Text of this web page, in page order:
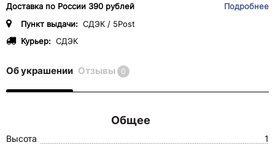
Доставка по России 390 рублей
Подробнее
Пункт выдачи: СДЭК / 5Post
Курьер: СДЭК
Об украшении Отзывы 0
Общее
Высота
1